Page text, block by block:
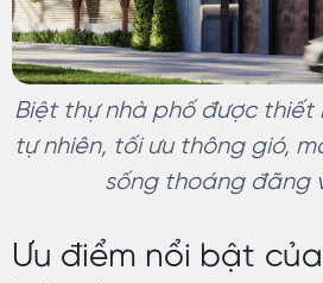
Biệt thự nhà phố được thiết
tự nhiên, tối ưu thông gió,
sống thoáng đãng
Ưu điểm nổi bật